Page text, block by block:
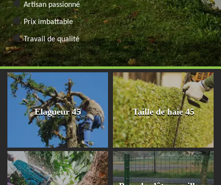
Artisan passionné
Prix imbattable
Travail de qualité
Elagueur 45 Taille de haie 45